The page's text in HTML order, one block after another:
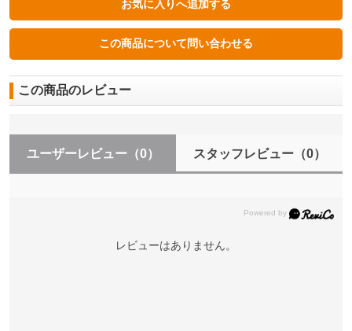
この商品のレビュー
ユーザーレビュー （0） スタッフレビュー（0）
レビューはありません。